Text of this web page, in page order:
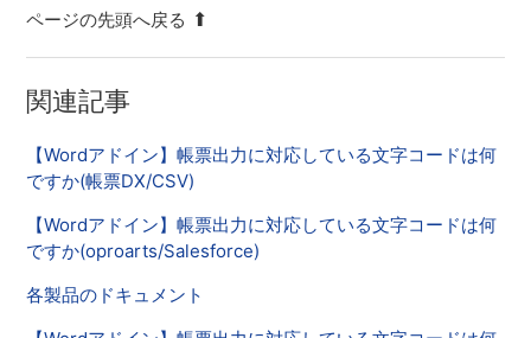
ページの先頭へ戻る
関連記事
【Wordアドイン】帳票出力に対応している文字コードは何
ですか(帳票DX/CSV)
【Wordアドイン】帳票出力に対応している文字コードは何
ですか(oproarts/Salesforce)
各製品のドキュメント